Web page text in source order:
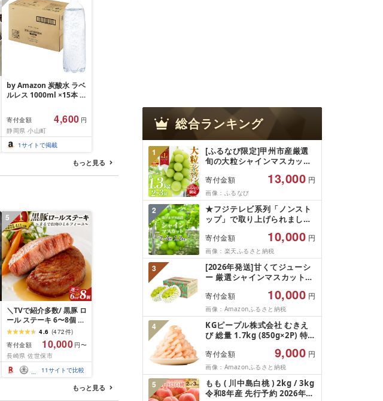
by Amazon 炭酸水 ラベ
ルレス 1000ml ×15本 富
ウム含有 ペットボトル
静岡県産 1L ボトル 割り
材
寄付金額 4,600 円
静岡県 小山町
1サイトで掲載
もっと見る
5
＼TVで紹介多数/ 黒豚 ロ
ール ステーキ 6〜8個 ≪
お箸でほぐせるやわらか
さ≫ 職人厳選 無添加 小
分け オリジナル ポーク
ステーキ 子供も安心 豚
豚肉 セット ジューシー
ギフト 贈り物 おすすめ
おかず 簡単調理 人気 送
4.6 (472件)
寄付金額
10,000 円〜
長崎県 佐世保市
11サイトで比較
もっと見る
総合ランキング
1
[ふるなび限定]甲州市産厳選
旬の大粒シャインマスカット
(MG)B12-472 FN-Limited-
VO シャインマスカット フル
ーツ
寄付金額 13,000 円
画像：ふるなび
2
★フジテレビ系列「ノンスト
ップ」で取り上げられました!
ルプス市産シャインマスカッ
ト1.2kg以上(2〜3房)ふるさと
納税 おすすめ 山梨県 南アル
プス市 送料無料 AL
寄付金額 10,000 円
画像：楽天ふるさと納税
3
[2026年発送]甘くてジューシ
ー 厳選シャインマスカット
日)から10月下旬までの発送)
フルーツ ぶどう 果物 山梨県
産 2026 旬 大粒 高級 ブドウ
葡萄 富士吉田市
寄付金額 10,000 円
画像：Amazonふるさと納税
4
KGピープル株式会社 むきえ
び 総量 1.7kg (850g×2P) 特大
凍結 下処理不要 サイズ不揃い
訳あり
寄付金額 9,000 円
画像：Amazonふるさと納税
5
もも ( 川中島白桃 ) 2kg / 3kg
令和8年産 先行予約 2026年